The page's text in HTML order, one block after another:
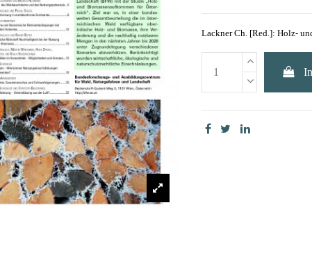
Lackner Ch. [Red.]: Holz-